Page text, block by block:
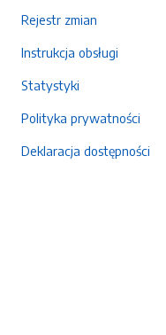
Rejestr zmian
Instrukcja obsługi
Statystyki
Polityka prywatności
Deklaracja dostępności